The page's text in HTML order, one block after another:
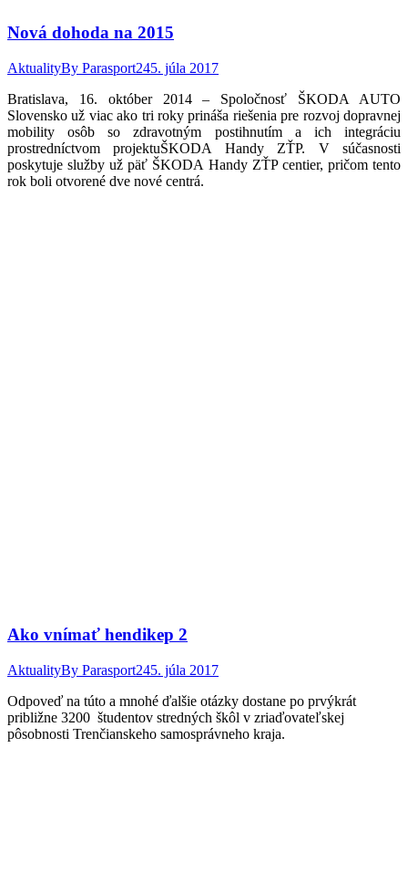
Nová dohoda na 2015
AktualityBy Parasport245. júla 2017
Bratislava, 16. október 2014 – Spoločnosť ŠKODA AUTO
Slovensko už viac ako tri roky prináša riešenia pre rozvoj dopravnej
mobility osôb so zdravotným postihnutím a ich integráciu
prostredníctvom projektuŠKODA Handy ZŤP. V súčasnosti
poskytuje služby už päť ŠKODA Handy ZŤP centier, pričom tento
rok boli otvorené dve nové centrá.
Ako vnímať hendikep 2
AktualityBy Parasport245. júla 2017
Odpoveď na túto a mnohé ďalšie otázky dostane po prvýkrát
približne 3200 študentov stredných škôl v zriaďovateľskej
pôsobnosti Trenčianskeho samosprávneho kraja.